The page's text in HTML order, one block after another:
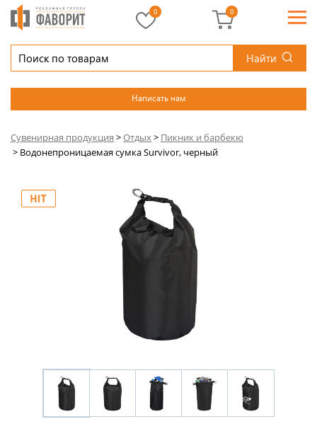
Найти
Написать нам
0 0
Сувенирная продукция >Отдых> Пикник и барбекю
> Водонепроницаемая сумка Survivor, черный